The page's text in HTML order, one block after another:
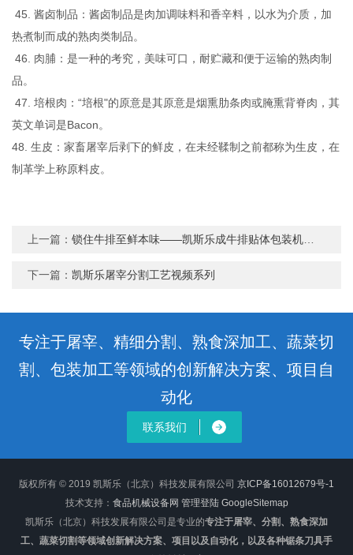
45. 酱卤制品：酱卤制品是肉加调味料和香辛料，以水为介质，加
热煮制而成的熟肉类制品。
46. 肉脯：是一种的考究，美味可口，耐贮藏和便于运输的熟肉制
品。
47. 培根肉：“培根"的原意是其原意是烟熏肋条肉或腌熏背脊肉，其
英文单词是Bacon。
48. 生皮：家畜屠宰后剥下的鲜皮，在未经鞣制之前都称为生皮，在
制革学上称原料皮。
上一篇：锁住牛排至鲜本味——凯斯乐成牛排贴体包装机的明智之选
下一篇：凯斯乐屠宰分割工艺视频系列
专注于屠宰、精细分割、熟食深加工、蔬菜切
割、包装加工等领域的创新解决方案、项目自
动化
联系我们
版权所有 © 2019 凯斯乐（北京）科技发展有限公司 京ICP备16012679号-1
技术支持： 食品机械设备网 管理登陆 GoogleSitemap
凯斯乐（北京）科技发展有限公司是专业的专注于屠宰、分割、熟食深加
工、蔬菜切割等领域创新解决方案、项目以及自动化，以及各种锯条刀具手